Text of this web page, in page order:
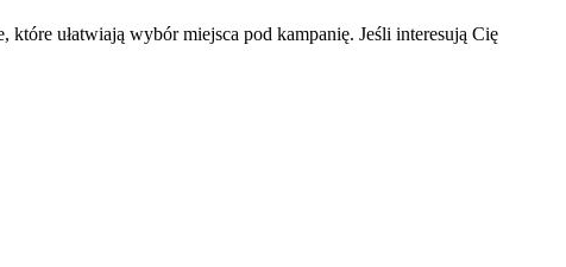
ułatwiają wybór miejsca pod kampanię. Jeśli interesują Cię